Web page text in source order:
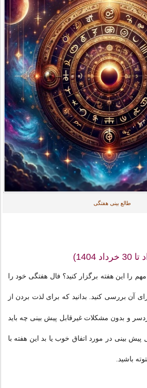
طالع بینی هفتگی
مهم را این هفته برگزار کنید؟ فال هفتگی خود را
آن بررسی کنید. بدانید که برای لذت بردن از
و بدون مشکلات غیرقابل پیش بینی چه باید
پیش بینی در مورد اتفاق خوب یا بد این هفته با
باشید.